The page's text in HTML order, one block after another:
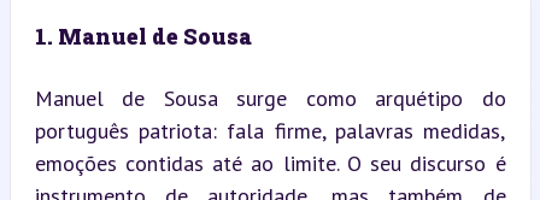
1. Manuel de Sousa
Manuel de Sousa surge como arquétipo do
português patriota: fala firme, palavras medidas,
emoções contidas até ao limite. O seu discurso é